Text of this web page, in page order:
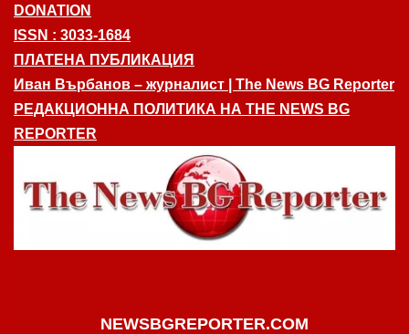
DONATION
ISSN : 3033-1684
ПЛАТЕНА ПУБЛИКАЦИЯ
Иван Върбанов – журналист | The News BG Reporter
РЕДАКЦИОННА ПОЛИТИКА НА THE NEWS BG
REPORTER
NEWSBGREPORTER.COM